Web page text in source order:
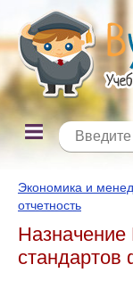
Экономика и
отчетность
стандартов